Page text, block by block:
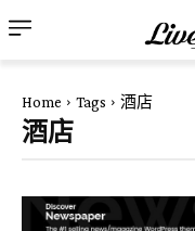
Home Tags 酒店
酒店